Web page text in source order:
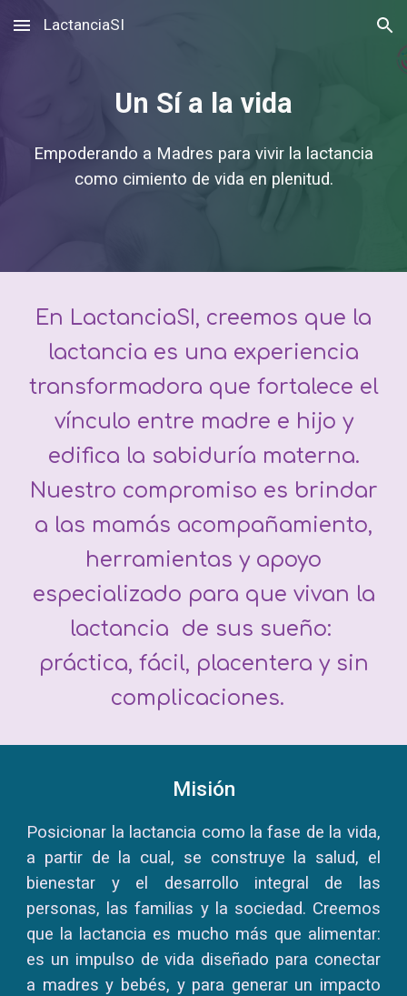
Skip to main content Skip to navigation
LactanciaSI
Un Sí a la vida
Empoderando a Madres para vivir la lactancia
como cimiento de vida en plenitud.
En LactanciaSI, creemos que la
lactancia es una experiencia
transformadora que fortalece el
vínculo entre madre e hijo y
edifica la sabiduría materna.
Nuestro compromiso es brindar
a las mamás acompañamiento,
herramientas y apoyo
especializado para que vivan la
lactancia de sus sueño:
práctica, fácil, placentera y sin
complicaciones.
Misión
Posicionar la lactancia como la fase de la vida,
a partir de la cual, se construye la salud, el
bienestar y el desarrollo integral de las
personas, las familias y la sociedad. Creemos
que la lactancia es mucho más que alimentar:
es un impulso de vida diseñado para conectar
a madres y bebés, y para generar un impacto